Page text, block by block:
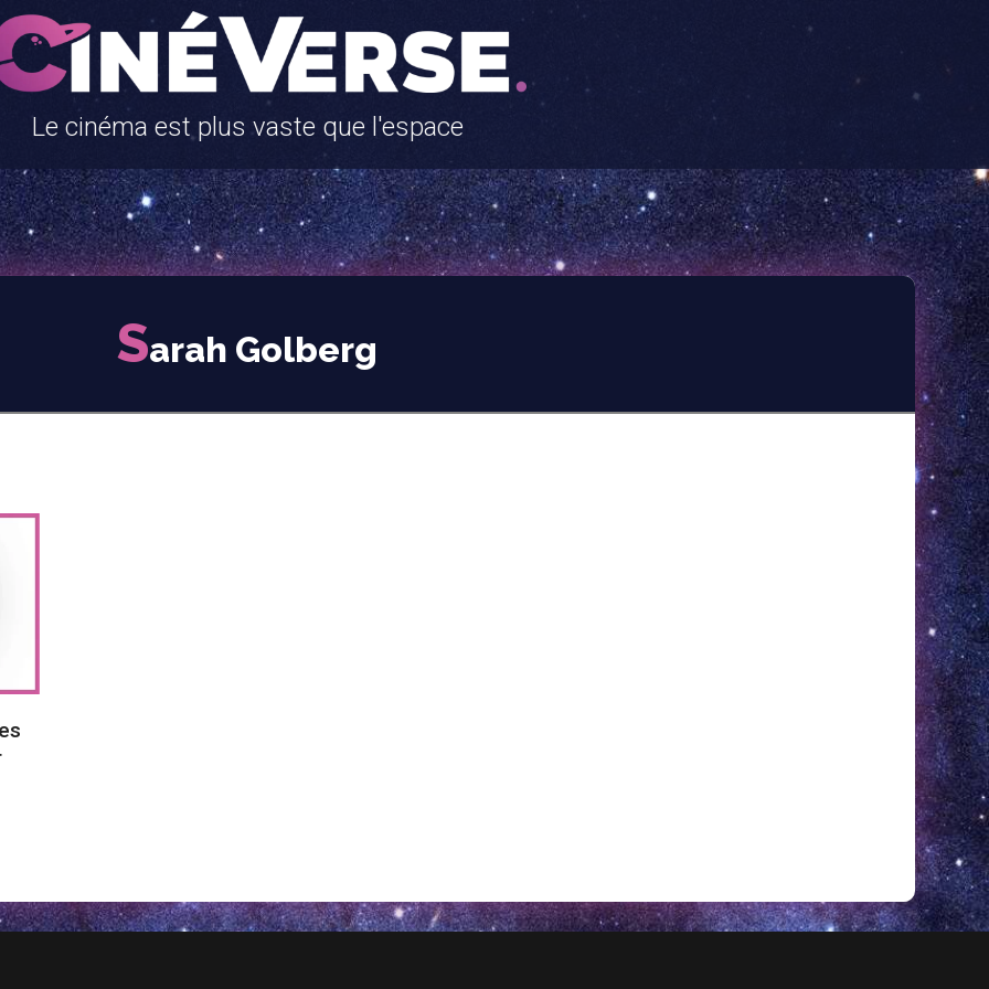
Le cinéma est plus vaste que l'espace
Sarah Golberg